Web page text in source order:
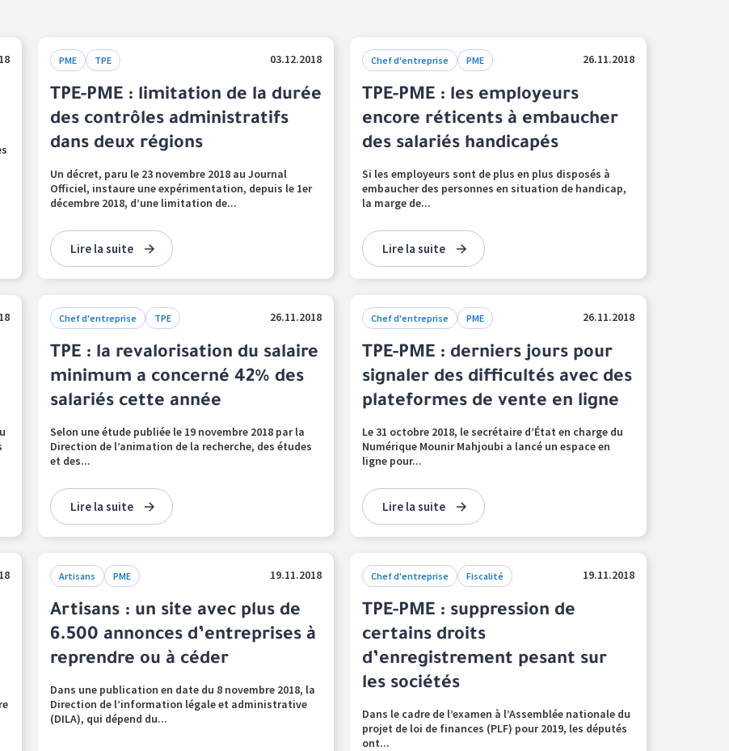
PME TPE 03.12.2018
TPE-PME : limitation de la durée
des contrôles administratifs
dans deux régions
Un décret, paru le 23 novembre 2018 au Journal
Officiel, instaure une expérimentation, depuis le 1er
décembre 2018, d’une limitation de...
Lire la suite
Chef d'entreprise PME 26.11.2018
TPE-PME : les employeurs
encore réticents à embaucher
des salariés handicapés
Si les employeurs sont de plus en plus disposés à
embaucher des personnes en situation de handicap,
la marge de...
Lire la suite
Chef d'entreprise TPE 26.11.2018
TPE : la revalorisation du salaire
minimum a concerné 42% des
salariés cette année
Selon une étude publiée le 19 novembre 2018 par la
Direction de l’animation de la recherche, des études
et des...
Lire la suite
Chef d'entreprise PME 26.11.2018
TPE-PME : derniers jours pour
signaler des difficultés avec des
plateformes de vente en ligne
Le 31 octobre 2018, le secrétaire d’État en charge du
Numérique Mounir Mahjoubi a lancé un espace en
ligne pour...
Lire la suite
Artisans PME 19.11.2018
Artisans : un site avec plus de
6.500 annonces d’entreprises à
reprendre ou à céder
Dans une publication en date du 8 novembre 2018, la
Direction de l’information légale et administrative
(DILA), qui dépend du...
Chef d'entreprise Fiscalité 19.11.2018
TPE-PME : suppression de
certains droits
d’enregistrement pesant sur
les sociétés
Dans le cadre de l’examen à l’Assemblée nationale du
projet de loi de finances (PLF) pour 2019, les députés
ont...